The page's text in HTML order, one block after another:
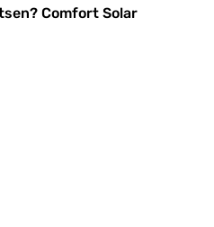
Comfort Solar